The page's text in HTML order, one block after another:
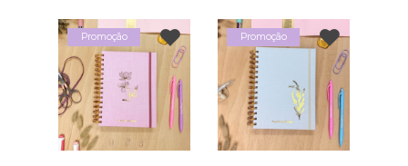
Promoção Promoção